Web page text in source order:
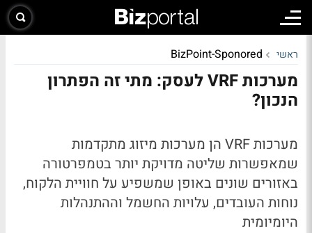
ראשי BizPoint-Sponored
מערכות VRF לעסק: מתי זה הפתרון
הנכון?
מערכות VRF הן מערכות מיזוג מתקדמות
שמאפשרות שליטה מדויקת יותר בטמפרטורה
באזורים שונים באופן שמשפיע על חוויית הלקוח,
נוחות העובדים, עלויות החשמל וההתנהלות
היומיומית